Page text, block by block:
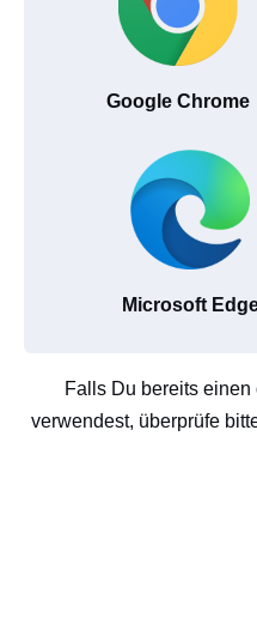
Google Chrome
Microsoft
Falls Du bereits
verwendest, überprüfe